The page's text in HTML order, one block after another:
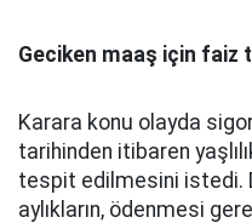
Geciken maaş için faiz
Karara konu olayda
tarihinden itibaren
tespit edilmesini istedi.
aylıkların, ödenmesi